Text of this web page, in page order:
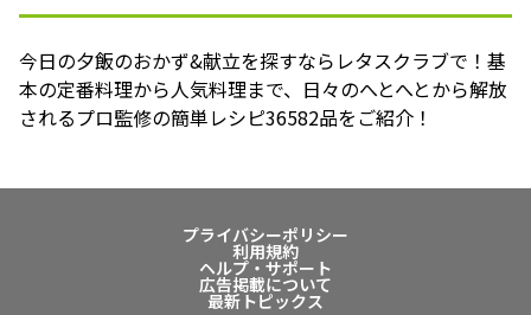
今日の夕飯のおかず&献立を探すならレタスクラブで！基
本の定番料理から人気料理まで、日々のへとへとから解放
されるプロ監修の簡単レシピ36582品をご紹介！
プライバシーポリシー
利用規約
ヘルプ・サポート
広告掲載について
最新トピックス